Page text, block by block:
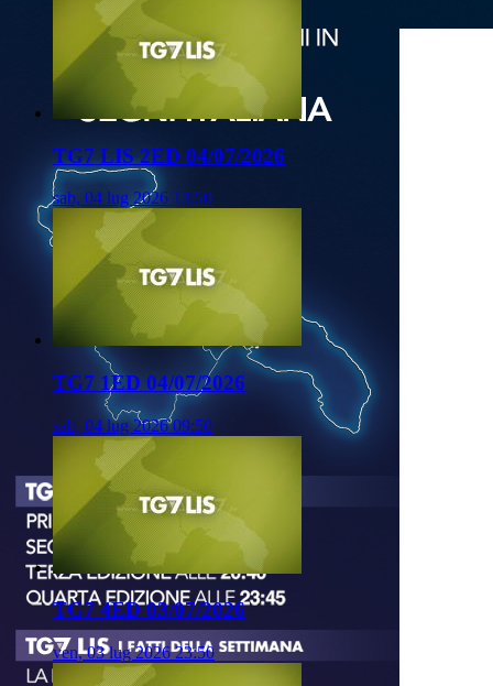
TG7 LIS 2ED 04/07/2026
sab, 04 lug 2026 13:50
TG7 1ED 04/07/2026
sab, 04 lug 2026 09:50
TG7 4ED 03/07/2026
ven, 03 lug 2026 23:50